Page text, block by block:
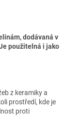
dodávaná v
použitelná i jako
z keramiky a
prostředí, kde je
proti